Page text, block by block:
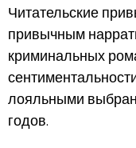
Читательские
привычным
криминальных
лояльными
годов.